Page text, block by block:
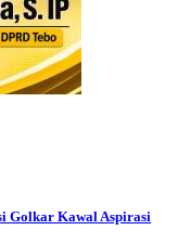
Golkar Kawal Aspirasi